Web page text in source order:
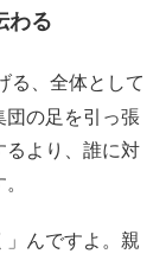
わる
る、全体として
団の足を引っ張
るより、誰に対
んですよ。親